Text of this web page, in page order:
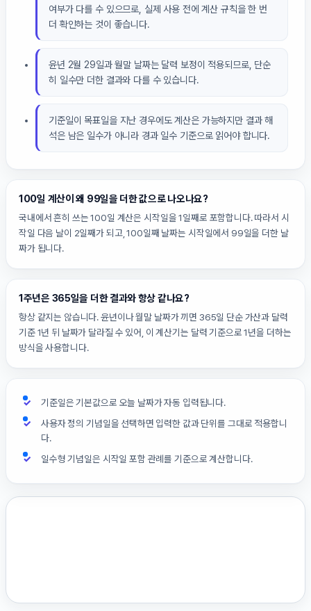
여부가 다를 수 있으므로, 실제 사용 전에 계산 규칙을 한 번
더 확인하는 것이 좋습니다.
윤년 2월 29일과 월말 날짜는 달력 보정이 적용되므로, 단순
히 일수만 더한 결과와 다를 수 있습니다.
기준일이 목표일을 지난 경우에도 계산은 가능하지만 결과 해
석은 남은 일수가 아니라 경과 일수 기준으로 읽어야 합니다.
100일 계산이 왜 99일을 더한 값으로 나오나요?
국내에서 흔히 쓰는 100일 계산은 시작일을 1일째로 포함합니다. 따라서 시
작일 다음 날이 2일째가 되고, 100일째 날짜는 시작일에서 99일을 더한 날
짜가 됩니다.
1주년은 365일을 더한 결과와 항상 같나요?
항상 같지는 않습니다. 윤년이나 월말 날짜가 끼면 365일 단순 가산과 달력
기준 1년 뒤 날짜가 달라질 수 있어, 이 계산기는 달력 기준으로 1년을 더하는
방식을 사용합니다.
기준일은 기본값으로 오늘 날짜가 자동 입력됩니다.
사용자 정의 기념일을 선택하면 입력한 값과 단위를 그대로 적용합니
다.
일수형 기념일은 시작일 포함 관례를 기준으로 계산합니다.